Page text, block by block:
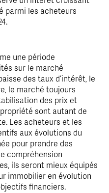
parmi les acheteurs
une période
sur le marché
des taux d’intérêt, le
le marché toujours
des prix et
sont autant de
Les acheteurs et les
aux évolutions du
pour prendre des
compréhension
ils seront mieux équipés
immobilier en évolution
financiers.